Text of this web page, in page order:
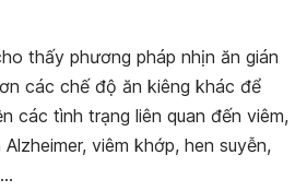
thấy phương pháp nhịn ăn gián
các chế độ ăn kiêng khác để
các tình trạng liên quan đến viêm,
viêm khớp, hen suyễn,